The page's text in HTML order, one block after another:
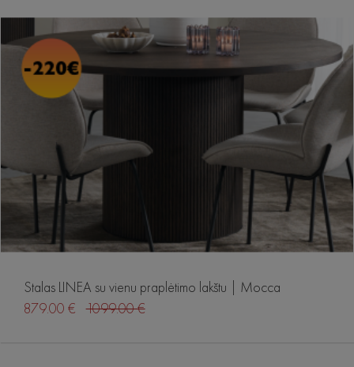
Stalas LINEA su vienu praplėtimo lakštu | Mocca
879.00 € 1099.00 €